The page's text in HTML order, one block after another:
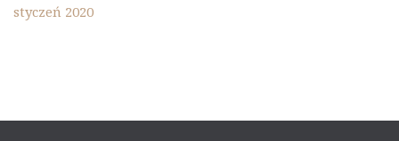
styczeń 2020